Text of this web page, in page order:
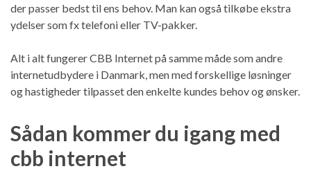
der passer bedst til ens behov. Man kan også tilkøbe ekstra
ydelser som fx telefoni eller TV-pakker.
Alt i alt fungerer CBB Internet på samme måde som andre
internetudbydere i Danmark, men med forskellige løsninger
og hastigheder tilpasset den enkelte kundes behov og ønsker.
Sådan kommer du igang med
cbb internet